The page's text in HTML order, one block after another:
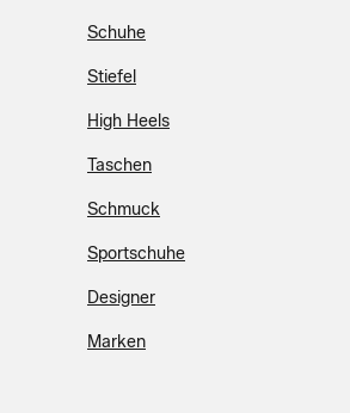
Schuhe
Stiefel
High Heels
Taschen
Schmuck
Sportschuhe
Designer
Marken